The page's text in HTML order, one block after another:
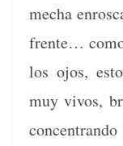
mecha
frente…
los ojos,
muy vivos,